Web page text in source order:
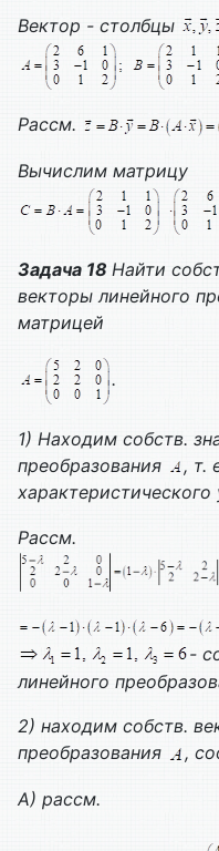
Вектор - столбцы
Рассм.
Вычислим матрицу
Задача 18 Найти
векторы линейного
матрицей
.
1) Находим собств.
преобразования
, т.
характеристического
Рассм.
-
линейного
2) находим собств.
преобразования
,
А) рассм.